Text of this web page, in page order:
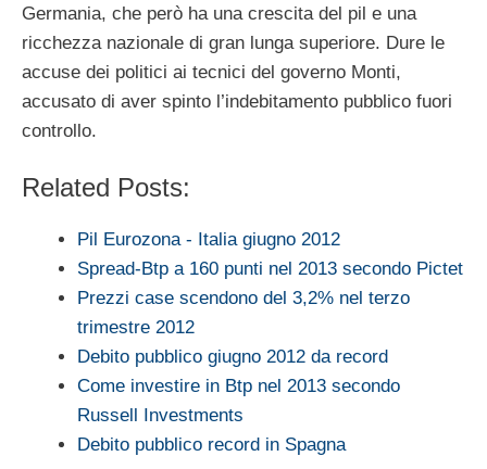
Germania, che però ha una crescita del pil e una
ricchezza nazionale di gran lunga superiore. Dure le
accuse dei politici ai tecnici del governo Monti,
accusato di aver spinto l’indebitamento pubblico fuori
controllo.
Related Posts:
Pil Eurozona - Italia giugno 2012
Spread-Btp a 160 punti nel 2013 secondo Pictet
Prezzi case scendono del 3,2% nel terzo
trimestre 2012
Debito pubblico giugno 2012 da record
Come investire in Btp nel 2013 secondo
Russell Investments
Debito pubblico record in Spagna